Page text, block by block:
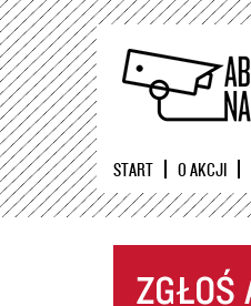
START O AKCJI